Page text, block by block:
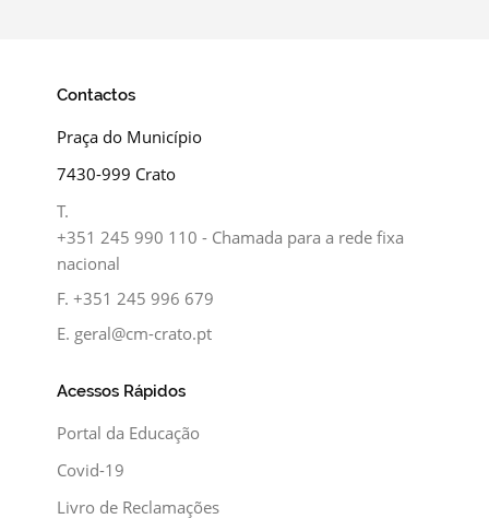
Contactos
Praça do Município
7430-999 Crato
T.
+351 245 990 110 - Chamada para a rede fixa
nacional
F.+351 245 996 679
E. geral@cm-crato.pt
Acessos Rápidos
Portal da Educação
Covid-19
Livro de Reclamações